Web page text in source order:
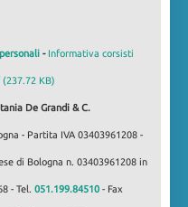
- Informativa corsisti
KB)
De Grandi & C.
- Partita IVA 03403961208 -
di Bologna n. 03403961208 in
- Tel. 051.199.84510 - Fax